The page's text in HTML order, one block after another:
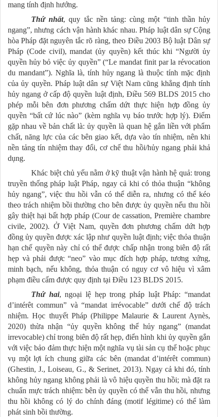
mang tính định hướng.
Thứ nhất, quy tắc nền tảng: cùng một “tinh thần hủy
ngang”, nhưng cách vận hành khác nhau. Pháp luật dân sự Cộng
hòa Pháp đặt nguyên tắc rõ ràng, theo Điều 2003 Bộ luật Dân sự
Pháp (Code civil), mandat (ủy quyền) kết thúc khi “Người ủy
quyền hủy bỏ việc ủy quyền” (“Le mandat finit par la révocation
du mandant”). Nghĩa là, tính hủy ngang là thuộc tính mặc định
của ủy quyền. Pháp luật dân sự Việt Nam cũng khẳng định tính
hủy ngang ở cấp độ quyền luật định, Điều 569 BLDS 2015 cho
phép mỗi bên đơn phương chấm dứt thực hiện hợp đồng ủy
quyền “bất cứ lúc nào” (kèm nghĩa vụ báo trước hợp lý). Điểm
gặp nhau về bản chất là: ủy quyền là quan hệ gắn liền với phẩm
chất, năng lực của các bên giao kết, dựa vào tín nhiệm, nên khi
nền tảng tín nhiệm thay đổi, cơ chế thu hồi/hủy ngang phải khả
dụng.
Khác biệt chủ yếu nằm ở kỹ thuật vận hành hệ quả: trong
truyền thống pháp luật Pháp, ngay cả khi có thỏa thuận “không
hủy ngang”, việc thu hồi vẫn có thể diễn ra, nhưng có thể kéo
theo trách nhiệm bồi thường cho bên được ủy quyền nếu thu hồi
gây thiệt hại bất hợp pháp (Cour de cassation, Première chambre
civile, 2002). Ở Việt Nam, quyền đơn phương chấm dứt hợp
đồng ủy quyền được xác lập như quyền luật định; việc thỏa thuận
hạn chế quyền này chỉ có thể được chấp nhận trong biên độ rất
hẹp và phải được “neo” vào mục đích hợp pháp, tương xứng,
minh bạch, nếu không, thỏa thuận có nguy cơ vô hiệu vì xâm
phạm điều cấm được quy định tại Điều 123 BLDS 2015.
Thứ hai, ngoại lệ hẹp trong pháp luật Pháp: “mandat
d’intérêt commun” và “mandat irrévocable” dưới chế độ trách
nhiệm. Học thuyết Pháp (Philippe Malaurie & Laurent Aynès,
2020) thừa nhận “ủy quyền không thể hủy ngang” (mandat
irrevocable) chỉ trong biên độ rất hẹp, điển hình khi ủy quyền gắn
với việc bảo đảm thực hiện một nghĩa vụ tài sản cụ thể hoặc phục
vụ một lợi ích chung giữa các bên (mandat d’intérêt commun)
(Ghestin, J., Loiseau, G., & Serinet, 2013). Ngay cả khi đó, tính
không hủy ngang không phải là vô hiệu quyền thu hồi; mà đặt ra
chuẩn mực trách nhiệm: bên ủy quyền có thể vẫn thu hồi, nhưng
thu hồi không có lý do chính đáng (motif légitime) có thể làm
phát sinh bồi thường.